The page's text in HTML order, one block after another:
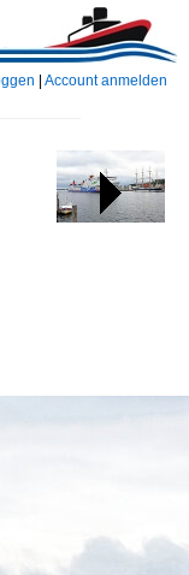
Account anmelden